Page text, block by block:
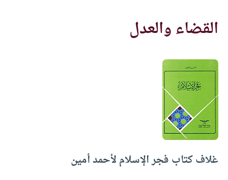
القضاء والعدل
غلاف كتاب فجر الإسلام لأحمد أمين